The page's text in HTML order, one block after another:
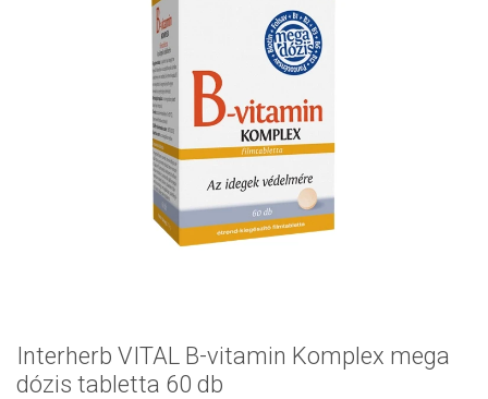
Interherb VITAL B-vitamin Komplex mega
dózis tabletta 60 db